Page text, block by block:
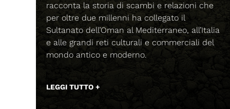
e relazioni che
all’Italia
del
BREAK
Cronache Sincopate di Basso e
Artizhan (Franky B) e con la
Alessio Bertallot (Magmata edizioni).
LEGGI TUTTO +